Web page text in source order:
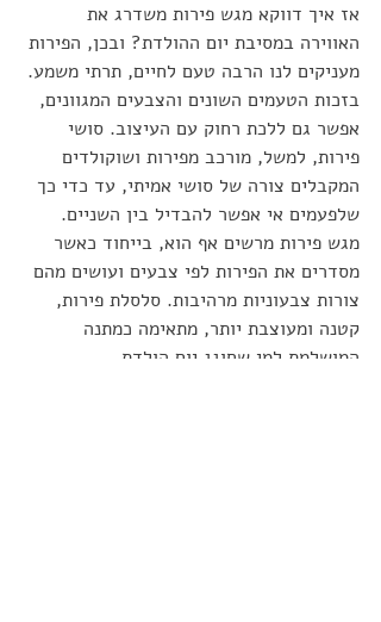
אז איך דווקא מגש פירות משדרג את
האווירה במסיבת יום ההולדת? ובכן, הפירות
מעניקים לנו הרבה טעם לחיים, תרתי משמע.
בזכות הטעמים השונים והצבעים המגוונים,
אפשר גם ללכת רחוק עם העיצוב. סושי
פירות, למשל, מורכב מפירות ושוקולדים
המקבלים צורה של סושי אמיתי, עד כדי כך
שלפעמים אי אפשר להבדיל בין השניים.
מגש פירות מרשים אף הוא, בייחוד כאשר
מסדרים את הפירות לפי צבעים ועושים מהם
צורות צבעוניות מרהיבות. סלסלת פירות,
קטנה ומעוצבת יותר, מתאימה כמתנה
המושלמת למי שחוגג יום הולדת.